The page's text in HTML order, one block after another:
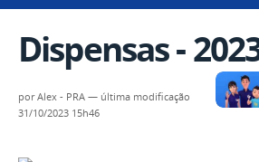
Dispensas -
porAlex - PRA — última modificação
31/10/2023 15h46